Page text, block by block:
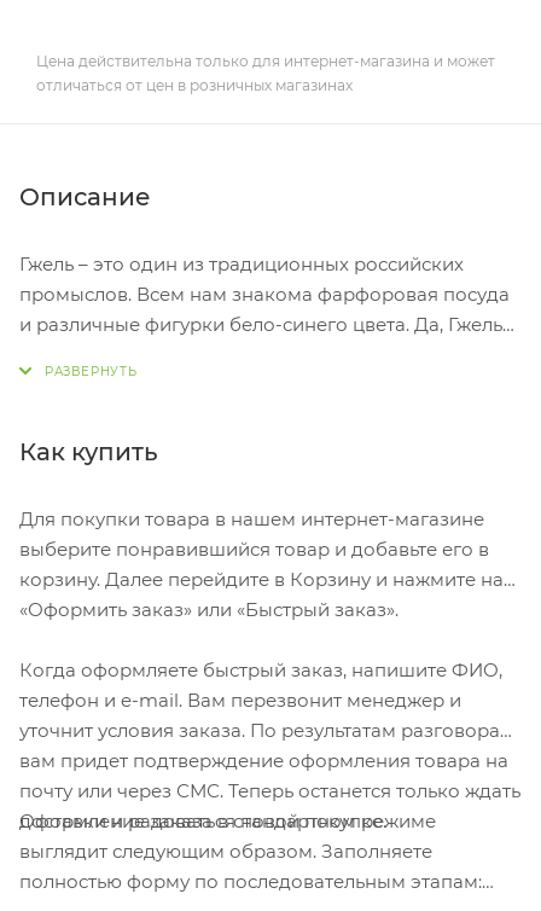
Цена действительна только для интернет-магазина и может
отличаться от цен в розничных магазинах
Описание
Гжель – это один из традиционных российских
промыслов. Всем нам знакома фарфоровая посуда
и различные фигурки бело-синего цвета. Да, Гжель
Как купить
Для покупки товара в нашем интернет-магазине
выберите понравившийся товар и добавьте его в
корзину. Далее перейдите в Корзину и нажмите на
«Оформить заказ» или «Быстрый заказ».
Когда оформляете быстрый заказ, напишите ФИО,
телефон и e-mail. Вам перезвонит менеджер и
уточнит условия заказа. По результатам разговора
вам придет подтверждение оформления товара на
почту или через СМС. Теперь останется только ждать
доставки и радоваться новой покупке.
Оформление заказа в стандартном режиме
выглядит следующим образом. Заполняете
полностью форму по последовательным этапам: